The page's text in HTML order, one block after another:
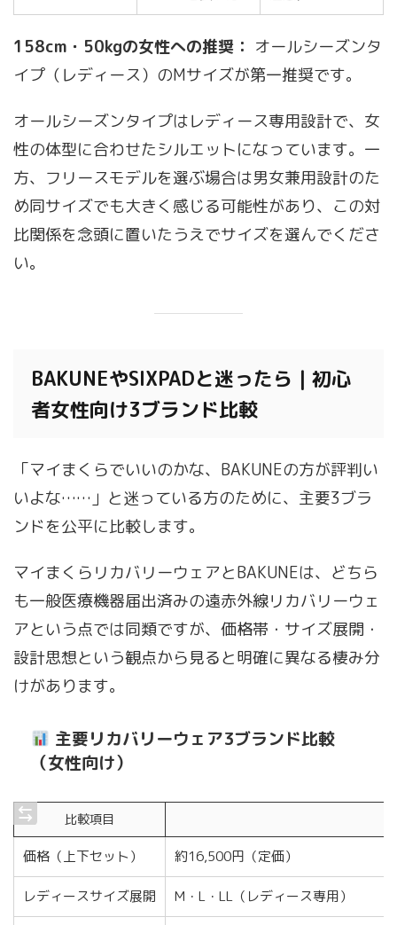
158cm・50kgの女性への推奨： オールシーズンタ
イプ（レディース）のMサイズが第一推奨です。
オールシーズンタイプはレディース専用設計で、女
性の体型に合わせたシルエットになっています。一
方、フリースモデルを選ぶ場合は男女兼用設計のた
め同サイズでも大きく感じる可能性があり、この対
比関係を念頭に置いたうえでサイズを選んでくださ
い。
BAKUNEやSIXPADと迷ったら｜初心
者女性向け3ブランド比較
「マイまくらでいいのかな、BAKUNEの方が評判い
いよな……」と迷っている方のために、主要3ブラ
ンドを公平に比較します。
マイまくらリカバリーウェアとBAKUNEは、どちら
も一般医療機器届出済みの遠赤外線リカバリーウェ
アという点では同類ですが、価格帯・サイズ展開・
設計思想という観点から見ると明確に異なる棲み分
けがあります。
主要リカバリーウェア3ブランド比較
（女性向け）
比較項目
価格（上下セット） 約16,500円（定価）
レディースサイズ展開 M・L・LL（レディース専用）